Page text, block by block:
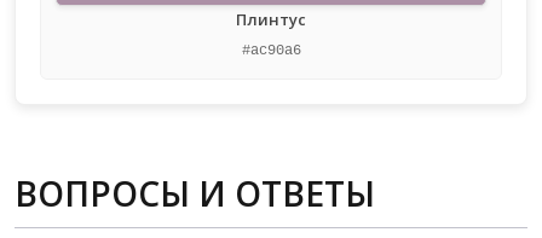
Плинтус
#ac90a6
ВОПРОСЫ И ОТВЕТЫ